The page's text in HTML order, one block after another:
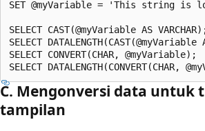
SET @myVariable = 'This string
SELECT CAST(@myVariable AS
SELECT
SELECT CONVERT(CHAR, @myVariable);
C. Mengonversi data untuk
tampilan